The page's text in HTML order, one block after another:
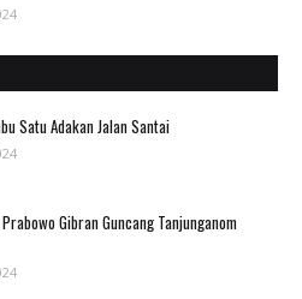
Satu Adakan Jalan Santai
Gibran Guncang Tanjunganom